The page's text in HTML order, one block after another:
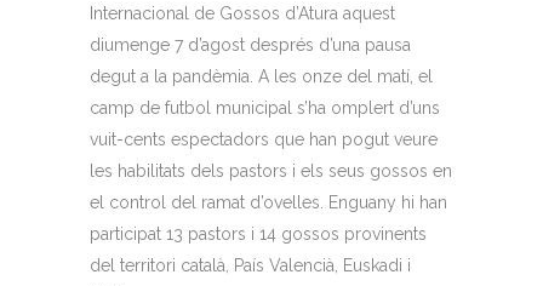
Internacional de Gossos d’Atura aquest
diumenge 7 d’agost després d’una pausa
degut a la pandèmia. A les onze del matí, el
camp de futbol municipal s’ha omplert d’uns
vuit-cents espectadors que han pogut veure
les habilitats dels pastors i els seus gossos en
el control del ramat d’ovelles. Enguany hi han
participat 13 pastors i 14 gossos provinents
del territori català, País Valencià, Euskadi i